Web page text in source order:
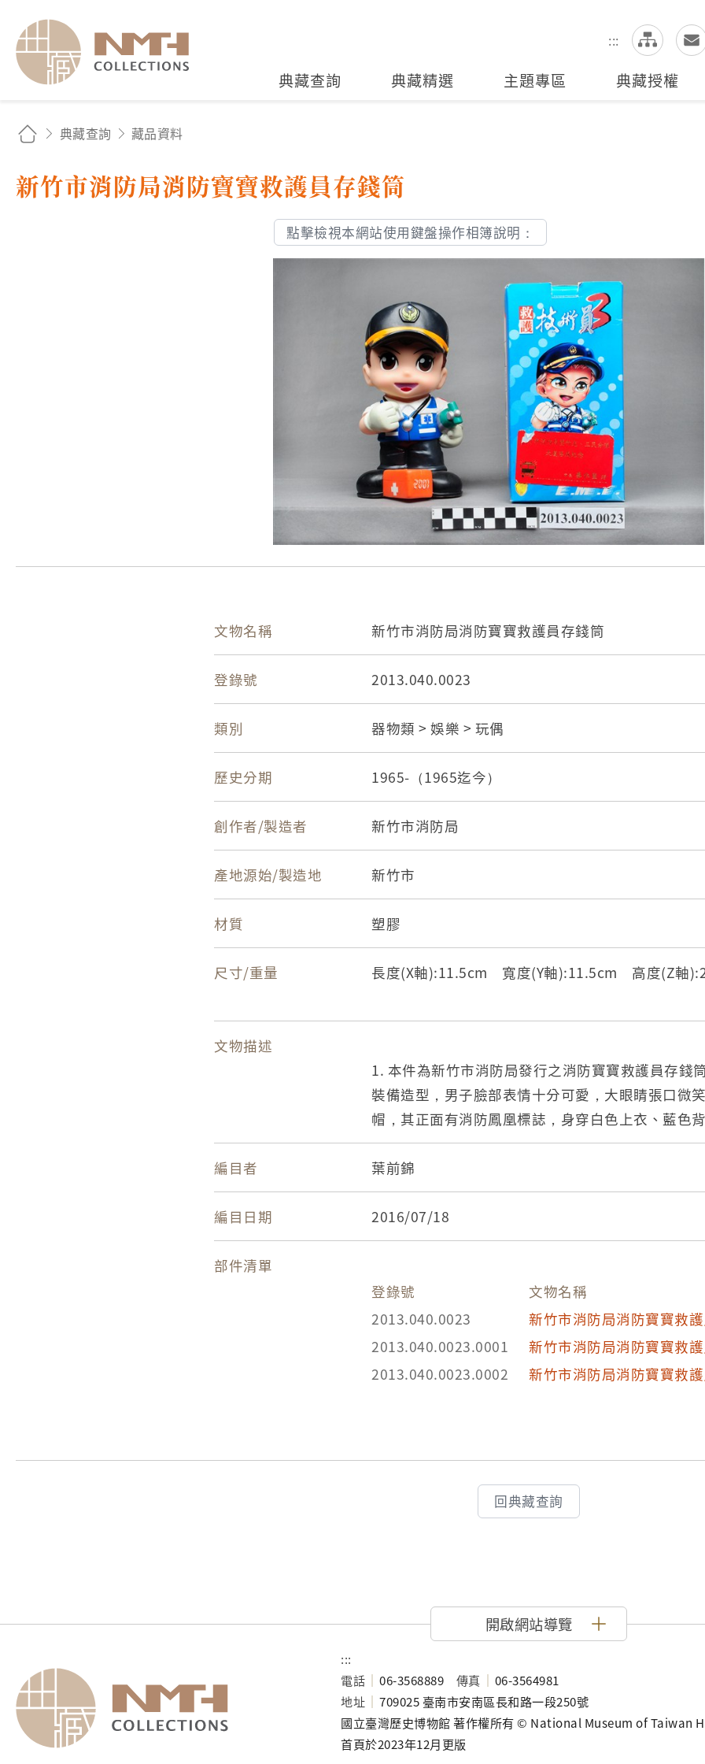
:::
全站搜尋
典藏查詢 典藏精選 主題專區 典藏授權
典藏查詢 藏品資料
新竹市消防局消防寶寶救護員存錢筒
點擊檢視本網站使用鍵盤操作相簿說明：
文物名稱 新竹市消防局消防寶寶救護員存錢筒
登錄號 2013.040.0023
類別 器物類 > 娛樂 > 玩偶
歷史分期 1965-（1965迄今）
創作者/製造者 新竹市消防局
產地源始/製造地 新竹市
材質 塑膠
尺寸/重量 長度(X軸):11.5cm 寬度(Y軸):11.5cm 高度(Z軸
文物描述
1. 本件為新竹市消防局發行之消防寶寶救護員存錢
裝備造型，男子臉部表情十分可愛，大眼睛張口微
帽，其正面有消防鳳凰標誌，身穿白色上衣、藍色
袖有臂章，背心背面有「EMT新竹市消防」白色字
戴白色手套，左手抱綠色氧氣瓶，右手握拳，腳穿
一紅色救護箱。公仔可作為撲滿使用，存錢孔位於
部。
2. 本件為捐贈者吳泰男先生擔任臺南縣義消大隊總
編目者 葉前錦
編目日期 2016/07/18
部件清單
登錄號
文物名稱
2013.040.0023
新竹市消防局消防寶寶救
2013.040.0023.0001
新竹市消防局消防寶寶救
2013.040.0023.0002
新竹市消防局消防寶寶救
回典藏查詢
開啟網站導覽
:::
電話
06-3568889 傳真
06-3564981
地址
709025 臺南市安南區長和路一段250號
國立臺灣歷史博物館 著作權所有 © National Museum of Taiwan
首頁於2023年12月更版